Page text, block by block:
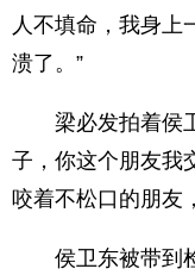
人不填命，我身上
溃了。”
梁必发拍着侯卫
子，你这个朋友我
咬着不松口的朋友
侯卫东被带到检